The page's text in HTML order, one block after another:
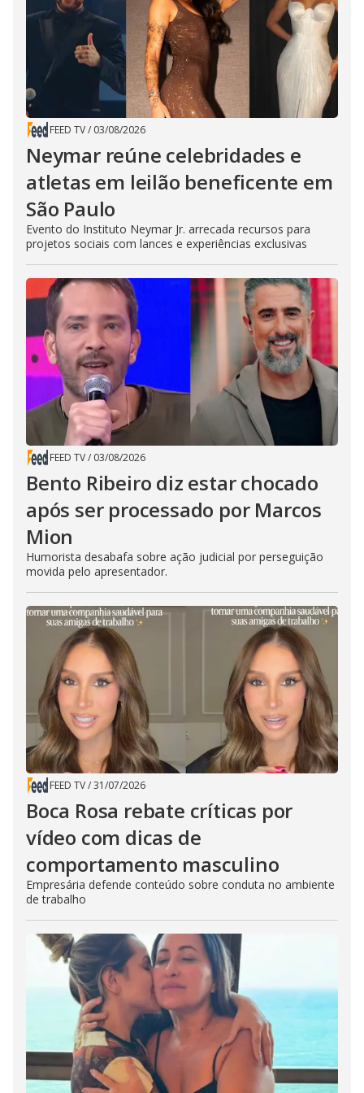
FEED TV/ 03/08/2026
Neymar reúne celebridades e
atletas em leilão beneficente em
São Paulo
Evento do Instituto Neymar Jr. arrecada recursos para
projetos sociais com lances e experiências exclusivas
FEED TV/ 03/08/2026
Bento Ribeiro diz estar chocado
após ser processado por Marcos
Mion
Humorista desabafa sobre ação judicial por perseguição
movida pelo apresentador.
FEED TV/31/07/2026
Boca Rosa rebate críticas por
vídeo com dicas de
comportamento masculino
Empresária defende conteúdo sobre conduta no ambiente
de trabalho